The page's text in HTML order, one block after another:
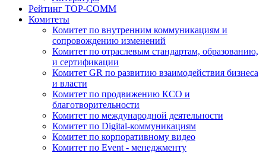
Рейтинг TOP-COMM
Комитеты
Комитет по внутренним коммуникациям и
сопровождению изменений
Комитет по отраслевым стандартам, образованию,
и сертификации
Комитет GR по развитию взаимодействия бизнеса
и власти
Комитет по продвижению КСО и
благотворительности
Комитет по международной деятельности
Комитет по Digital-коммуникациям
Комитет по корпоративному видео
Комитет по Event - менеджменту